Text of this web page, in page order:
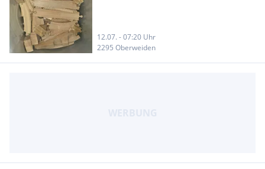
12.07. - 07:20 Uhr
2295 Oberweiden